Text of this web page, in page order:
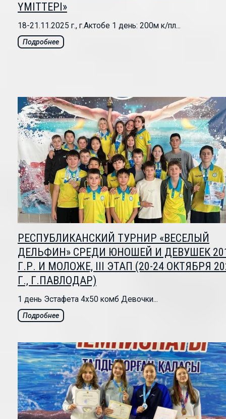
ҮМІТТЕРІ»
18-21.11.2025 г., г.Актобе 1 день: 200м к/пл...
Подробнее
РЕСПУБЛИКАНСКИЙ ТУРНИР «ВЕСЕЛЫЙ
ДЕЛЬФИН» СРЕДИ ЮНОШЕЙ И ДЕВУШЕК
Г.Р. И МОЛОЖЕ, III ЭТАП (20-24 ОКТЯБРЯ
Г., Г.ПАВЛОДАР)
1 день Эстафета 4х50 комб Девочки...
Подробнее